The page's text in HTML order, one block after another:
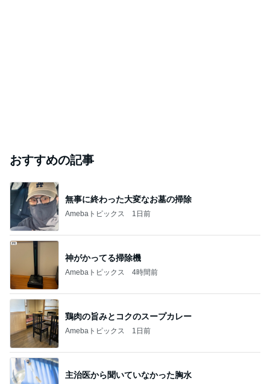
おすすめの記事
無事に終わった大変なお墓の掃除
Amebaトピックス 1日前
神がかってる掃除機
Amebaトピックス 4時間前
鶏肉の旨みとコクのスープカレー
Amebaトピックス 1日前
主治医から聞いていなかった胸水